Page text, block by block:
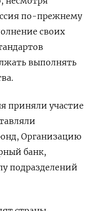
по-прежнему
своих
выполнять
приняли участие
Организацию
банк,
подразделений